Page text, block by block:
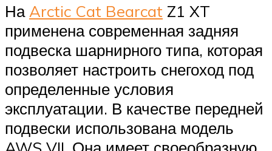
На Arctic Cat Bearcat Z1 XT
применена современная задняя
подвеска шарнирного типа, которая
позволяет настроить снегоход под
определенные условия
эксплуатации. В качестве передней
подвески использована модель